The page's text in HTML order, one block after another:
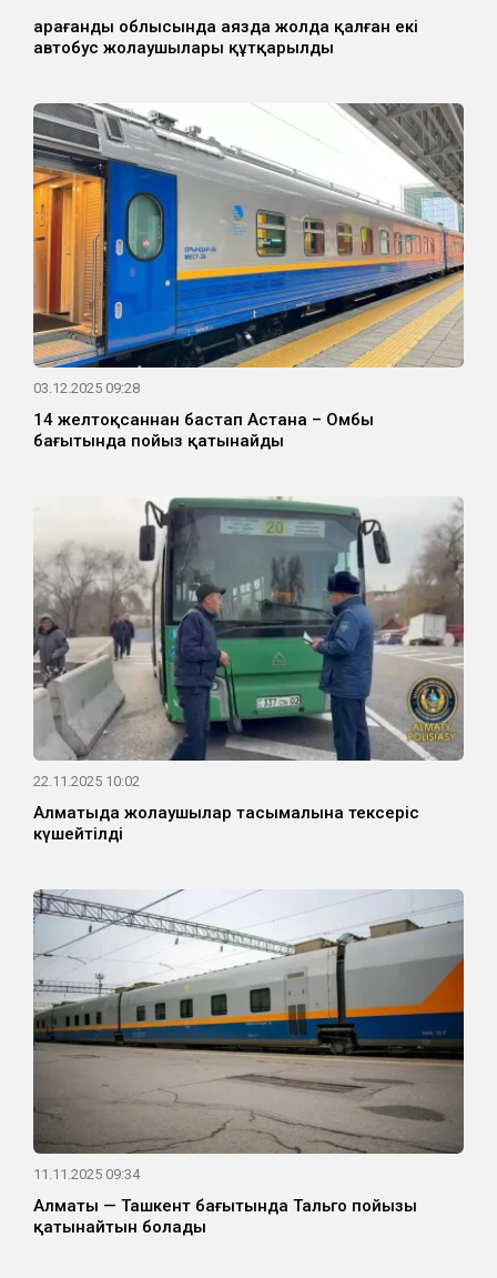
Қарағанды облысында аязда жолда қалған екі
автобус жолаушылары құтқарылды
03.12.2025 09:28
14 желтоқсаннан бастап Астана – Омбы
бағытында пойыз қатынайды
22.11.2025 10:02
Алматыда жолаушылар тасымалына тексеріс
күшейтілді
11.11.2025 09:34
Алматы — Ташкент бағытында Тальго пойызы
қатынайтын болады